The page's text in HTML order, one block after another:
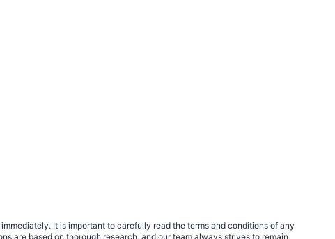
It is important to carefully read the terms and conditions of any
are based on thorough research, and our team always strives to remain